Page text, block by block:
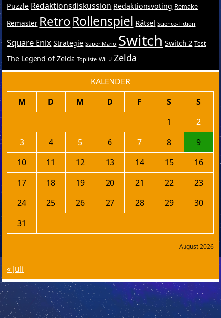
Puzzle Redaktionsdiskussion Redaktionsvoting Remake
Remaster RetroRollenspiel Rätsel Science-Fiction
Square Enix Strategie Super Mario Switch Switch 2 Test
The Legend of Zelda Topliste Wii U Zelda
KALENDER
August 2026
M D M D F S
S
1
2
3
4 5 6 7 8
9
10
11 12 13 14 15
16
17
18 19 20 21 22
23
24
25 26 27 28 29
30
31
« Juli